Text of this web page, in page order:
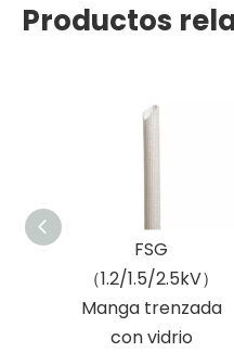
Productos
FSG
（1.2/1.5/2.5kV）
Manga trenzada
con vidrio